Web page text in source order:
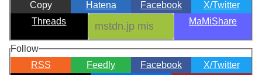
Copy Hatena Facebook
X/Twitter
Threads
MaMiShare
Follow
RSS
Feedly Facebook
X/Twitter